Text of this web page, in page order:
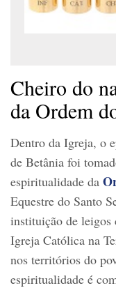
Cheiro do
da Ordem
Dentro da Igreja, o
de Betânia foi
espiritualidade da
Equestre do Santo
instituição de leigos
Igreja Católica na
nos territórios do
espiritualidade é